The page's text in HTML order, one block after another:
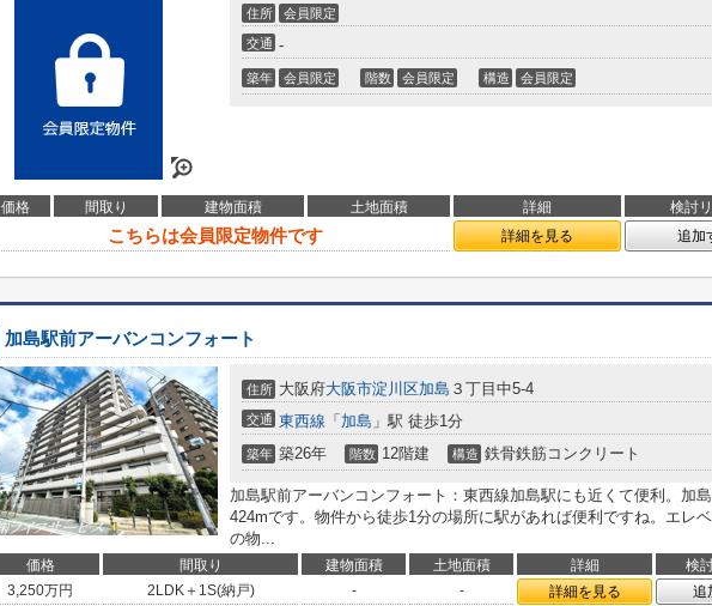
住所 会員限定
交通 -
築年 会員限定 階数 会員限定 構造 会員限定
価格 間取り 建物面積 土地面積 詳細 検討
こちらは会員限定物件です 詳細を見る 追加
加島駅前アーバンコンフォート
住所 大阪府大阪市淀川区加島 ３丁目中5-4
交通 東西線 「 加島 」駅 徒歩1分
築年 築26年 階数 12階建 構造 鉄骨鉄筋コンクリート
加島駅前アーバンコンフォート：東西線加島駅にも近くて便利。加
424mです。物件から徒歩1分の場所に駅があれば便利ですね。エレ
の物...
価格 間取り 建物面積 土地面積 詳細
検
3,250万円 2LDK＋1S(納戸) - - 詳細を見る 追